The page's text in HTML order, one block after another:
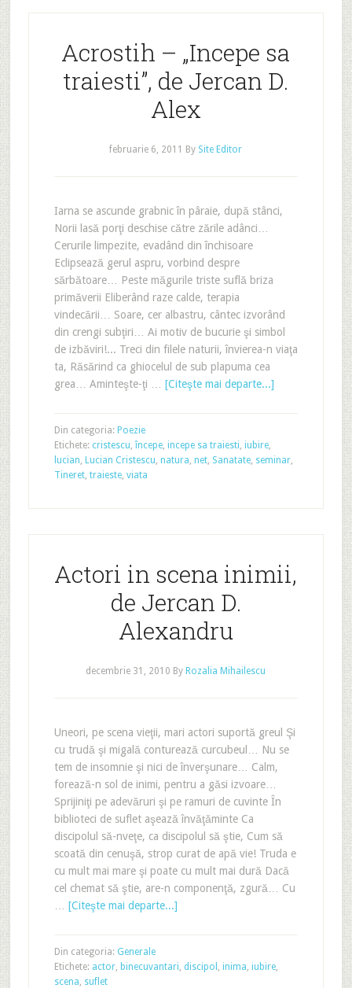
Acrostih – „Incepe sa
traiesti”, de Jercan D.
Alex
februarie 6, 2011 By Site Editor
Iarna se ascunde grabnic în pâraie, după stânci,
Norii lasă porţi deschise către zările adânci…
Cerurile limpezite, evadând din închisoare
Eclipsează gerul aspru, vorbind despre
sărbătoare… Peste măgurile triste suflă briza
primăverii Eliberând raze calde, terapia
vindecării… Soare, cer albastru, cântec izvorând
din crengi subţiri… Ai motiv de bucurie şi simbol
de izbăviri!... Treci din filele naturii, învierea-n viaţa
ta, Răsărind ca ghiocelul de sub plapuma cea
grea… Aminteşte-ţi … [Citeşte mai departe...]
Din categoria: Poezie
Etichete: cristescu,începe, incepe sa traiesti, iubire,
lucian, Lucian Cristescu, natura, net, Sanatate, seminar,
Tineret, traieste, viata
Actori in scena inimii,
de Jercan D.
Alexandru
decembrie 31, 2010 By Rozalia Mihailescu
Uneori, pe scena vieţii, mari actori suportă greul Şi
cu trudă şi migală conturează curcubeul… Nu se
tem de insomnie şi nici de înverşunare… Calm,
forează-n sol de inimi, pentru a găsi izvoare…
Sprijiniţi pe adevăruri şi pe ramuri de cuvinte În
biblioteci de suflet aşează învăţăminte Ca
discipolul să-nveţe, ca discipolul să ştie, Cum să
scoată din cenuşă, strop curat de apă vie! Truda e
cu mult mai mare şi poate cu mult mai dură Dacă
cel chemat să ştie, are-n componenţă, zgură… Cu
[Citeşte mai departe...]
Din categoria: Generale
Etichete: actor, binecuvantari, discipol , inima, iubire,
scena, suflet